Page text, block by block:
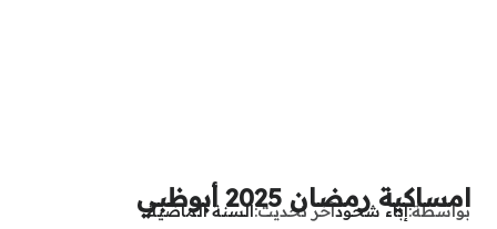
امساكية رمضان 2025 أبوظبي
بواسطةإباء شحودآخر تحديث السنة الماضية